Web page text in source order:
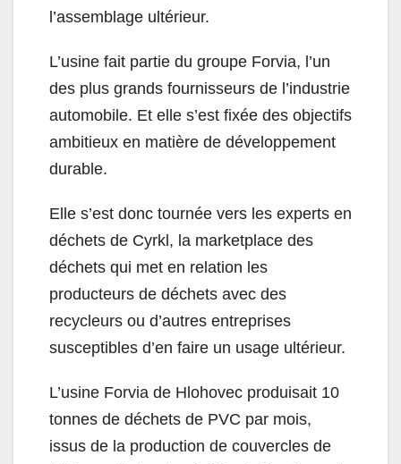
l’assemblage ultérieur.
L’usine fait partie du groupe Forvia, l’un
des plus grands fournisseurs de l’industrie
automobile. Et elle s’est fixée des objectifs
ambitieux en matière de développement
durable.
Elle s’est donc tournée vers les experts en
déchets de Cyrkl, la marketplace des
déchets qui met en relation les
producteurs de déchets avec des
recycleurs ou d’autres entreprises
susceptibles d’en faire un usage ultérieur.
L’usine Forvia de Hlohovec produisait 10
tonnes de déchets de PVC par mois,
issus de la production de couvercles de